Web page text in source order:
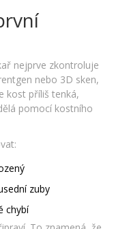
nejprve zkontroluje
nebo 3D sken,
kost příliš tenká,
pomocí kostního
zuby
chybí